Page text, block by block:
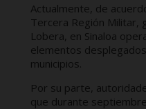
Actualmente, de
Tercera Región Militar,
Lobera, en Sinaloa
elementos
municipios.
Por su parte,
que durante